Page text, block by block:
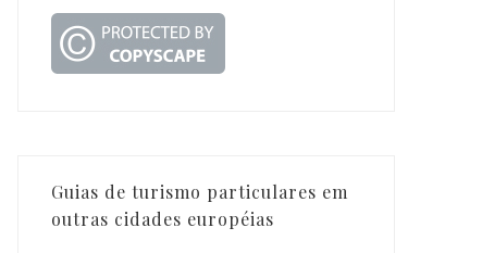
Guias de turismo particulares em
outras cidades européias